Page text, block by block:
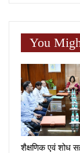
You
शैक्षणिक एवं शोध